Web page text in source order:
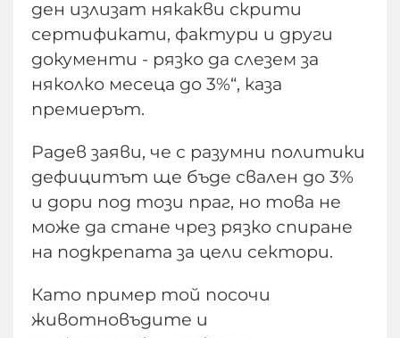
ден излизат някакви скрити
сертификати, фактури и други
документи - рязко да слезем за
няколко месеца до 3%“, каза
премиерът.
Радев заяви, че с разумни политики
дефицитът ще бъде свален до 3%
и дори под този праг, но това не
може да стане чрез рязко спиране
на подкрепата за цели сектори.
Като пример той посочи
животновъдите и